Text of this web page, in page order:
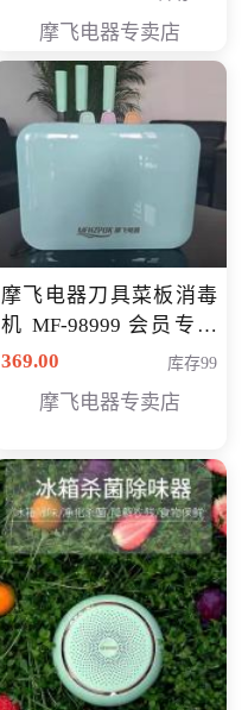
摩飞电器专卖店
摩飞电器刀具菜板消毒
机 MF-98999 会员专享
价286元
369.00 库存99
摩飞电器专卖店